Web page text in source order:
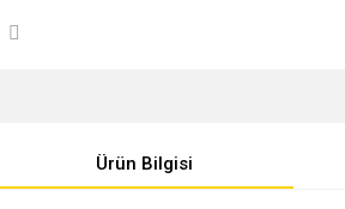
Ürün Bilgisi